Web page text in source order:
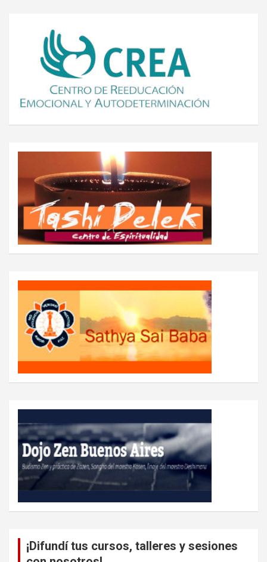
¡Difundí tus cursos, talleres y sesiones